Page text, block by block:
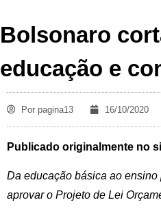
Bolsonaro
educação e
Por pagina13 16/10/2020
Publicado originalmente no
Da educação básica ao
aprovar o Projeto de Lei